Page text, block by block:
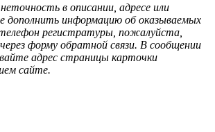
в описании, адресе или
дополнить информацию об оказываемых
регистратуры, пожалуйста,
форму обратной связи. В сообщении
адрес страницы карточки
сайте.